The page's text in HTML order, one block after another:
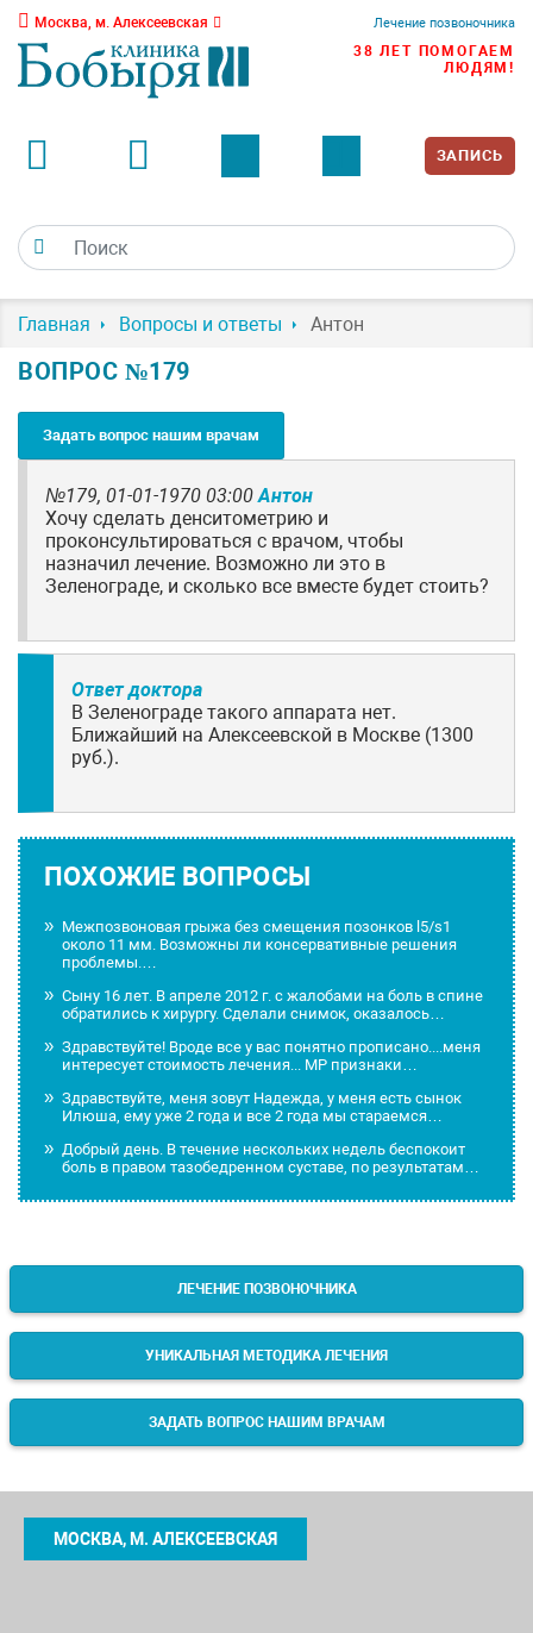
Москва, м. Алексеевская Лечение позвоночника
38 ЛЕТ ПОМОГАЕМ
ЛЮДЯМ!
ЗАПИСЬ
Главная Вопросы и ответы Антон
ВОПРОС №179
Задать вопрос нашим врачам
№179, 01-01-1970 03:00 Антон
Хочу сделать денситометрию и
проконсультироваться с врачом, чтобы
назначил лечение. Возможно ли это в
Зеленограде, и сколько все вместе будет стоить?
Ответ доктора
В Зеленограде такого аппарата нет.
Ближайший на Алексеевской в Москве (1300
руб.).
ПОХОЖИЕ ВОПРОСЫ
Межпозвоновая грыжа без смещения позонков l5/s1
около 11 мм. Возможны ли консервативные решения
проблемы.…
Сыну 16 лет. В апреле 2012 г. с жалобами на боль в спине
обратились к хирургу. Сделали снимок, оказалось…
Здравствуйте! Вроде все у вас понятно прописано....меня
интересует стоимость лечения... МР признаки…
Здравствуйте, меня зовут Надежда, у меня есть сынок
Илюша, ему уже 2 года и все 2 года мы стараемся…
Добрый день. В течение нескольких недель беспокоит
боль в правом тазобедренном суставе, по результатам…
ЛЕЧЕНИЕ ПОЗВОНОЧНИКА
УНИКАЛЬНАЯ МЕТОДИКА ЛЕЧЕНИЯ
ЗАДАТЬ ВОПРОС НАШИМ ВРАЧАМ
МОСКВА, М. АЛЕКСЕЕВСКАЯ